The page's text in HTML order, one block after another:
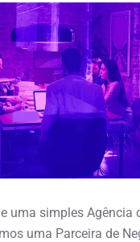
uma simples Agência
uma Parceira de